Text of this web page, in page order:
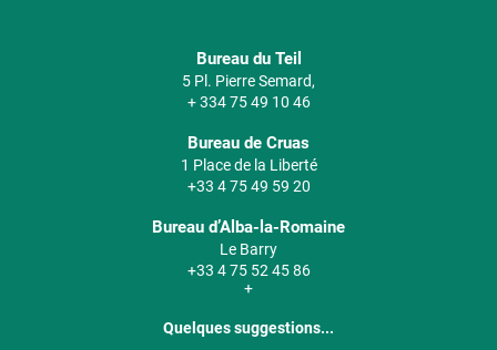
Bureau du Teil
5 Pl. Pierre Semard,
+ 334 75 49 10 46
Bureau de Cruas
1 Place de la Liberté
+33 4 75 49 59 20
Bureau d’Alba-la-Romaine
Le Barry
+33 4 75 52 45 86
+
Quelques suggestions...